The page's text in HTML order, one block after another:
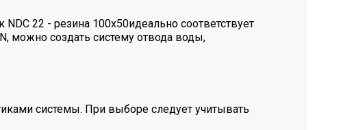
22 - резина 100х50идеально соответствует
можно создать систему отвода воды,
системы. При выборе следует учитывать